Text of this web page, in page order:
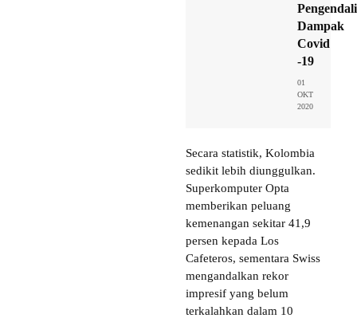
Dampak
Covid
-19
01
OKT
2020
Secara statistik, Kolombia
sedikit lebih diunggulkan.
Superkomputer Opta
memberikan peluang
kemenangan sekitar 41,9
persen kepada Los
Cafeteros, sementara Swiss
mengandalkan rekor
impresif yang belum
terkalahkan dalam 10